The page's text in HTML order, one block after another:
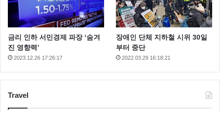
금리 인하 서민경제 파장 ‘숨겨
진 영향력’
2023.12.26 17:26:17
장애인 단체 지하철 시위 30일
부터 중단
2022.03.29 16:18:21
Travel